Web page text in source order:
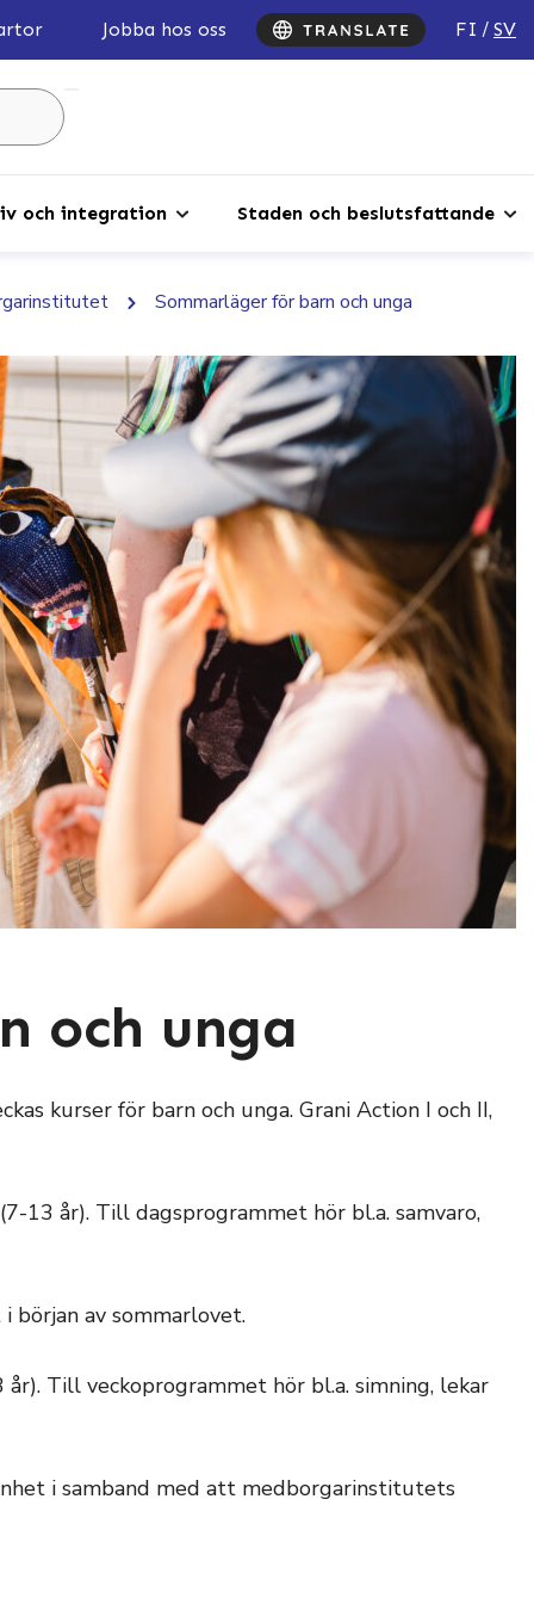
Jobba hos oss FI SV
och integration Staden och beslutsfattande
Sommarläger för barn och unga
och unga
kurser för barn och unga. Grani Action I och II,
13 år). Till dagsprogrammet hör bl.a. samvaro,
början av sommarlovet.
Till veckoprogrammet hör bl.a. simning, lekar
i samband med att medborgarinstitutets